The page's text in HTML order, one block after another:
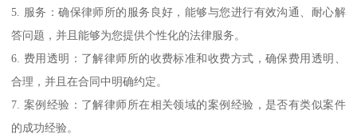
5. 服务：确保律师所的服务良好，能够与您进行有效沟通、耐心解
答问题，并且能够为您提供个性化的法律服务。
6. 费用透明：了解律师所的收费标准和收费方式，确保费用透明、
合理，并且在合同中明确约定。
7. 案例经验：了解律师所在相关领域的案例经验，是否有类似案件
的成功经验。